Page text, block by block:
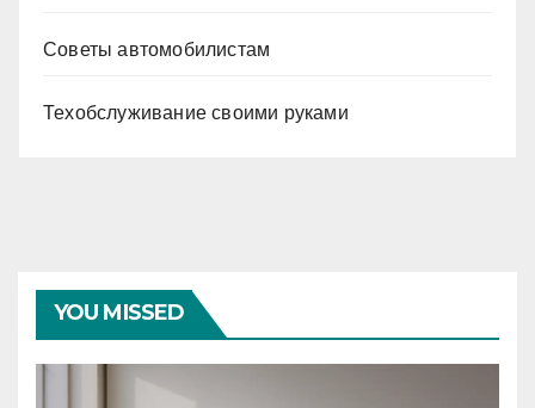
Советы автомобилистам
Техобслуживание своими руками
YOU MISSED